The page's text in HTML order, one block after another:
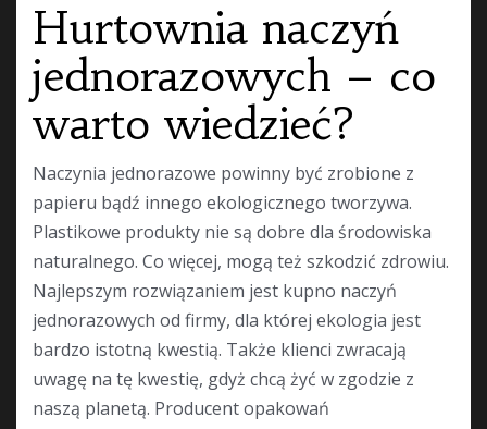
Hurtownia naczyń
jednorazowych – co
warto wiedzieć?
Naczynia jednorazowe powinny być zrobione z
papieru bądź innego ekologicznego tworzywa.
Plastikowe produkty nie są dobre dla środowiska
naturalnego. Co więcej, mogą też szkodzić zdrowiu.
Najlepszym rozwiązaniem jest kupno naczyń
jednorazowych od firmy, dla której ekologia jest
bardzo istotną kwestią. Także klienci zwracają
uwagę na tę kwestię, gdyż chcą żyć w zgodzie z
naszą planetą. Producent opakowań